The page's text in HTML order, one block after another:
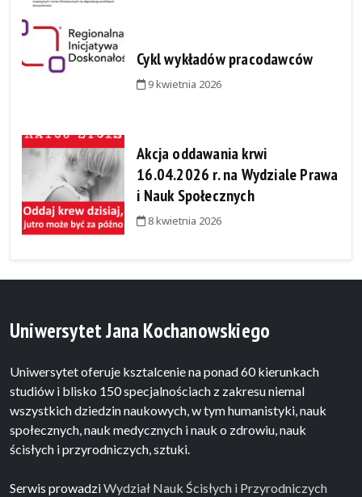
Cykl wykładów pracodawców
9 kwietnia 2026
Akcja oddawania krwi
16.04.2026 r. na Wydziale Prawa
i Nauk Społecznych
8 kwietnia 2026
Uniwersytet Jana Kochanowskiego
Uniwersytet oferuje ksztalcenie na ponad 60 kierunkach
studiów i blisko 150 specjalnościach z zakresu niemal
wszystkich dziedzin naukowych, w tym humanistyki, nauk
społecznych, nauk medycznych i nauk o zdrowiu, nauk
ścisłych i przyrodniczych, sztuki.
Serwis prowadziWydział Nauk Ścisłych i Przyrodniczych